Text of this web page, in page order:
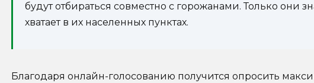
будут отбираться совместно с горожанами. Только они
хватает в их населенных пунктах.
Благодаря онлайн-голосованию получится опросить